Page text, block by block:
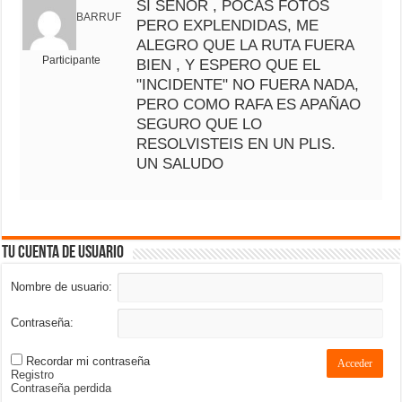
BARRUF
Participante
SI SEÑOR , POCAS FOTOS
PERO EXPLENDIDAS, ME
ALEGRO QUE LA RUTA FUERA
BIEN , Y ESPERO QUE EL
"INCIDENTE" NO FUERA NADA,
PERO COMO RAFA ES APAÑAO
SEGURO QUE LO
RESOLVISTEIS EN UN PLIS.
UN SALUDO
Tu cuenta de usuario
Nombre de usuario:
Contraseña:
Recordar mi contraseña Acceder
Registro
Contraseña perdida